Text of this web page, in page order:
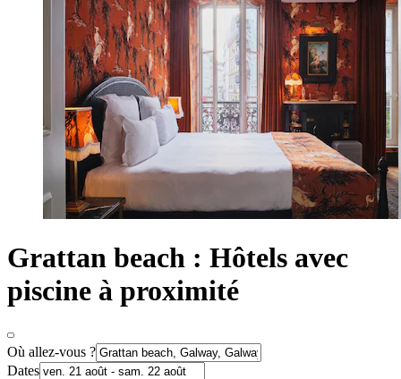
Grattan beach : Hôtels avec
piscine à proximité
Où allez-vous ?
Dates